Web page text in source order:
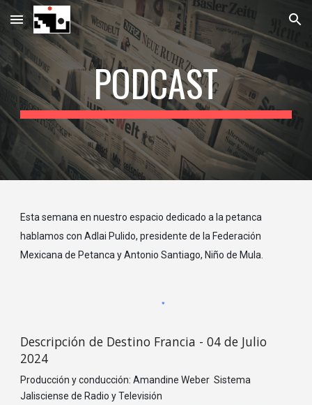
Skip to main content Skip to navigation
PODCAST
Esta semana en nuestro espacio dedicado a la petanca
hablamos con Adlai Pulido, presidente de la Federación
Mexicana de Petanca y Antonio Santiago, Niño de Mula.
Descripción de Destino Francia - 04 de Julio
2024
Producción y conducción: Amandine Weber Sistema
Jalisciense de Radio y Televisión